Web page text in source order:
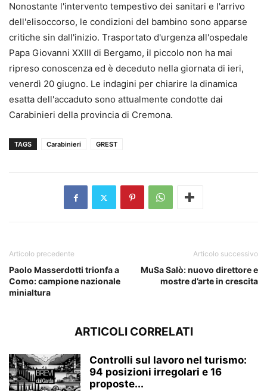
Nonostante l'intervento tempestivo dei sanitari e l'arrivo
dell'elisoccorso, le condizioni del bambino sono apparse
critiche sin dall'inizio. Trasportato d'urgenza all'ospedale
Papa Giovanni XXIII di Bergamo, il piccolo non ha mai
ripreso conoscenza ed è deceduto nella giornata di ieri,
venerdì 20 giugno. Le indagini per chiarire la dinamica
esatta dell'accaduto sono attualmente condotte dai
Carabinieri della provincia di Cremona.
TAGS Carabinieri GREST
Articolo precedente
Paolo Masserdotti trionfa a
Como: campione nazionale
minialtura
Articolo successivo
MuSa Salò: nuovo direttore e
mostre d’arte in crescita
ARTICOLI CORRELATI
Controlli sul lavoro nel turismo:
94 posizioni irregolari e 16
proposte...